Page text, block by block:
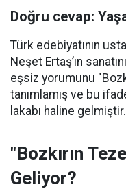
Doğru cevap:
Türk edebiyatının
Neşet Ertaş’ın
eşsiz yorumunu
tanımlamış ve bu
lakabı haline gelmiştir.
"Bozkırın
Geliyor?